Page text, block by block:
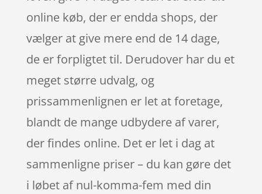
online køb, der er endda shops, der
vælger at give mere end de 14 dage,
de er forpligtet til. Derudover har du et
meget større udvalg, og
prissammenlignen er let at foretage,
blandt de mange udbydere af varer,
der findes online. Det er let i dag at
sammenligne priser – du kan gøre det
i løbet af nul-komma-fem med din